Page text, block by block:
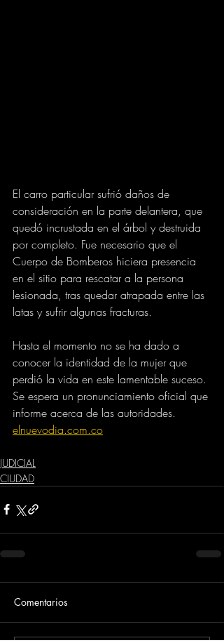
El carro particular sufrió daños de
consideración en la parte delantera, que
quedó incrustada en el árbol y destruida
por completo. Fue necesario que el
Cuerpo de Bomberos hiciera presencia
en el sitio para rescatar a la persona
lesionada, tras quedar atrapada entre las
latas y sufrir algunas fracturas.
Hasta el momento no se ha dado a
conocer la identidad de la mujer que
perdió la vida en este lamentable suceso.
Se espera un pronunciamiento oficial que
informe acerca de las autoridades.
elnuevodia.com.co
JUDICIAL
CIUDAD
Comentarios